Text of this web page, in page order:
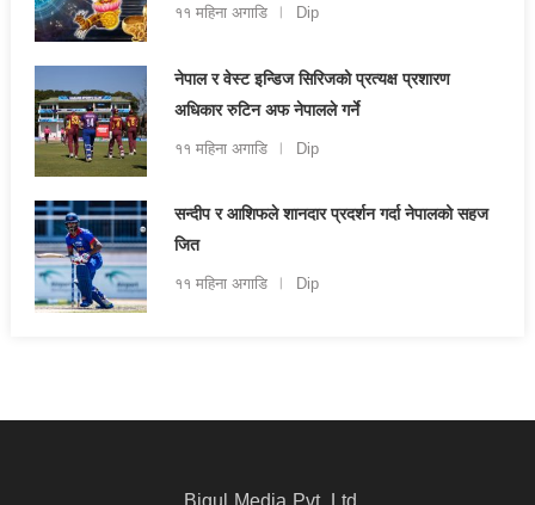
११ महिना अगाडि Dip
नेपाल र वेस्ट इन्डिज सिरिजको प्रत्यक्ष प्रशारण
अधिकार रुटिन अफ नेपालले गर्ने
११ महिना अगाडि Dip
सन्दीप र आशिफले शानदार प्रदर्शन गर्दा नेपालको सहज
जित
११ महिना अगाडि Dip